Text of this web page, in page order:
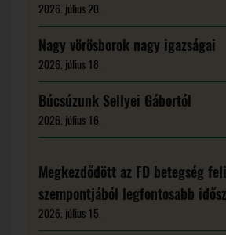
2026. július 20.
Nagy vörösborok nagy igazságai
2026. július 18.
Búcsúzunk Sellyei Gábortól
2026. július 16.
Megkezdődött az FD betegség
szempontjából legfontosabb
2026. július 15.